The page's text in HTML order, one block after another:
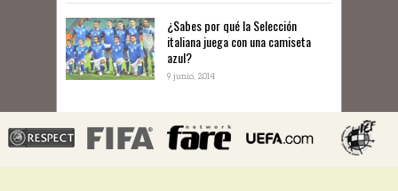
¿Sabes por qué la Selección
italiana juega con una camiseta
azul?
9 junio, 2014